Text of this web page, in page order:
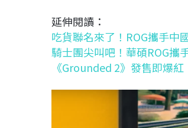
延伸閱讀：
吃貨聯名來了！ROG攜手中
騎士團尖叫吧！華碩ROG攜
《Grounded 2》發售即爆